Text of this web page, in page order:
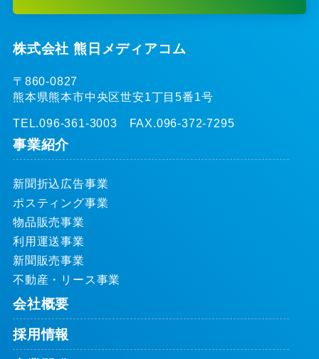
株式会社 熊日メディアコム
〒860-0827
熊本県熊本市中央区世安1丁目5番1号
TEL.096-361-3003 FAX.096-372-7295
事業紹介
新聞折込広告事業
ポスティング事業
物品販売事業
利用運送事業
新聞販売事業
不動産・リース事業
会社概要
採用情報